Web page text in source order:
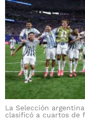
La Selección
clasificó a cuartos de